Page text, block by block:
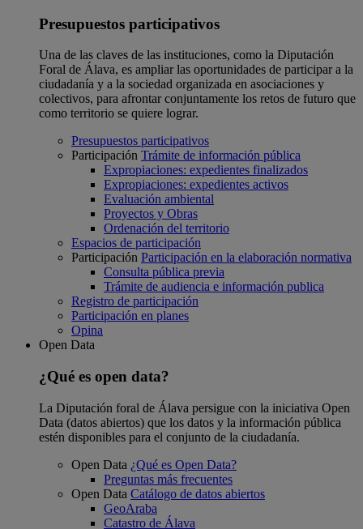
Presupuestos participativos
Una de las claves de las instituciones, como la Diputación
Foral de Álava, es ampliar las oportunidades de participar a la
ciudadanía y a la sociedad organizada en asociaciones y
colectivos, para afrontar conjuntamente los retos de futuro que
como territorio se quiere lograr.
Presupuestos participativos
Participación Trámite de información pública
Expropiaciones: expedientes finalizados
Expropiaciones: expedientes activos
Evaluación ambiental
Proyectos y Obras
Ordenación del territorio
Espacios de participación
Participación Participación en la elaboración normativa
Consulta pública previa
Trámite de audiencia e información publica
Registro de participación
Participación en planes
Opina
Open Data
¿Qué es open data?
La Diputación foral de Álava persigue con la iniciativa Open
Data (datos abiertos) que los datos y la información pública
estén disponibles para el conjunto de la ciudadanía.
Open Data ¿Qué es Open Data?
Preguntas más frecuentes
Open Data Catálogo de datos abiertos
GeoAraba
Catastro de Álava